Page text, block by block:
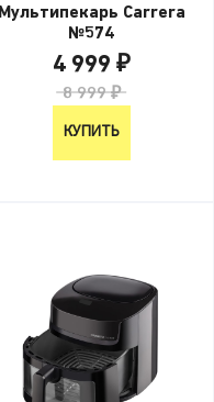
Мультипекарь Carrera
№574
4 999 ₽
8 999 ₽
КУПИТЬ